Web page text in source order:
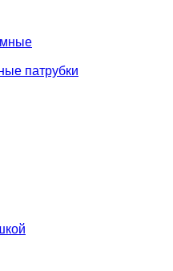
патрубки